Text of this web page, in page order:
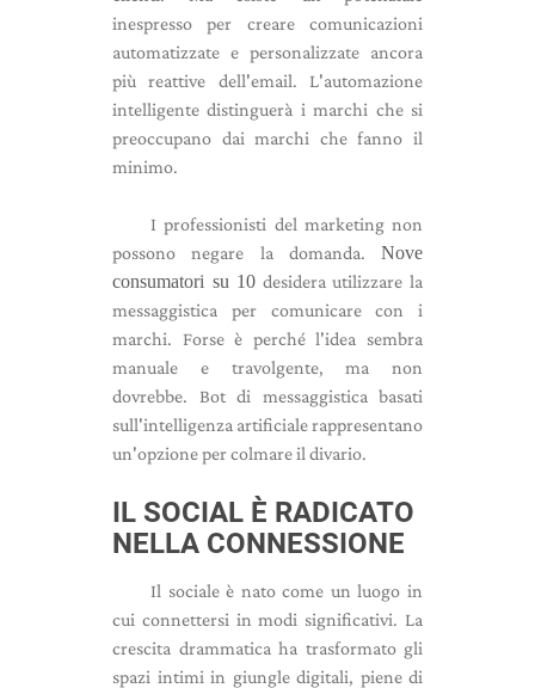
inespresso per creare comunicazioni
automatizzate e personalizzate ancora
più reattive dell'email. L'automazione
intelligente distinguerà i marchi che si
preoccupano dai marchi che fanno il
minimo.
I professionisti del marketing non
possono negare la domanda. Nove
consumatori su 10 desidera utilizzare la
messaggistica per comunicare con i
marchi. Forse è perché l'idea sembra
manuale e travolgente, ma non
dovrebbe. Bot di messaggistica basati
sull'intelligenza artificiale rappresentano
un'opzione per colmare il divario.
IL SOCIAL È RADICATO
NELLA CONNESSIONE
Il sociale è nato come un luogo in
cui connettersi in modi significativi. La
crescita drammatica ha trasformato gli
spazi intimi in giungle digitali, piene di